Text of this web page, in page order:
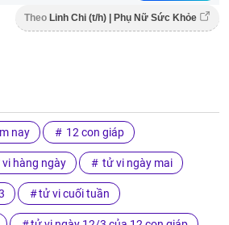
Theo Linh Chi (t/h) | Phụ Nữ Sức Khỏe
nay 12 con giáp
hàng ngày tử vi ngày mai
tử vi cuối tuần